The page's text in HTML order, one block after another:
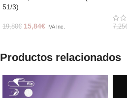
51/3)
19,80€ 15,84€ IVA Inc. 7,25
Productos relacionados